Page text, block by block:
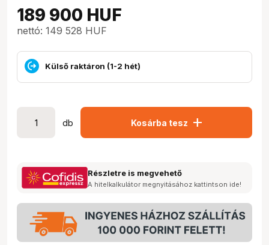
189 900 HUF
nettó: 149 528 HUF
Külső raktáron (1-2 hét)
db Kosárba tesz add
Részletre is megvehető
A hitelkalkulátor megnyitásához kattintson ide!